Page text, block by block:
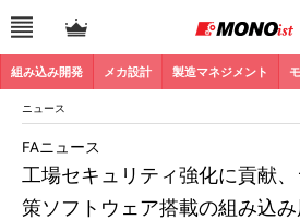
組み込み開発 メカ設計 製造マネジメント
ニュース
工場セキュリティ強化に貢献
策ソフトウェア搭載の組み込み
FAニュース